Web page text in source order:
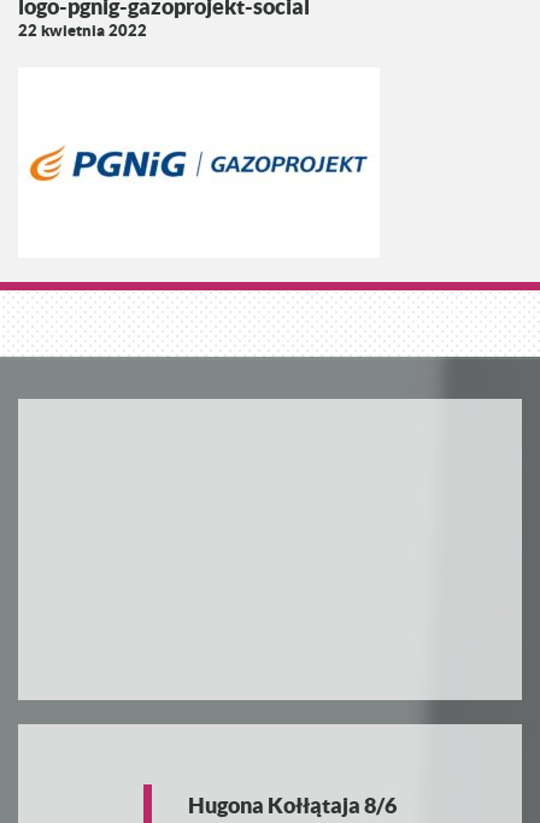
logo-pgnig-gazoprojekt-social
22 kwietnia 2022
Hugona Kołłątaja 8/6